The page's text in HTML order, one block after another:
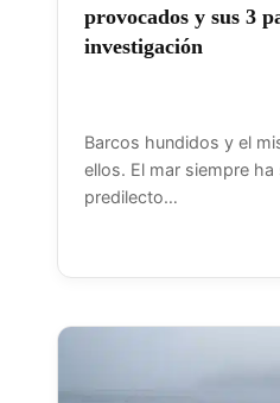
provocados y sus 3
investigación
Barcos hundidos y el
ellos. El mar siempre
predilecto…